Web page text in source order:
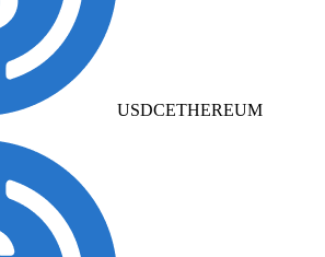
USDCETHEREUM